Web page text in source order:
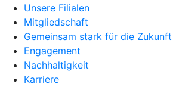
Unsere Filialen
Mitgliedschaft
Gemeinsam stark für die Zukunft
Engagement
Nachhaltigkeit
Karriere